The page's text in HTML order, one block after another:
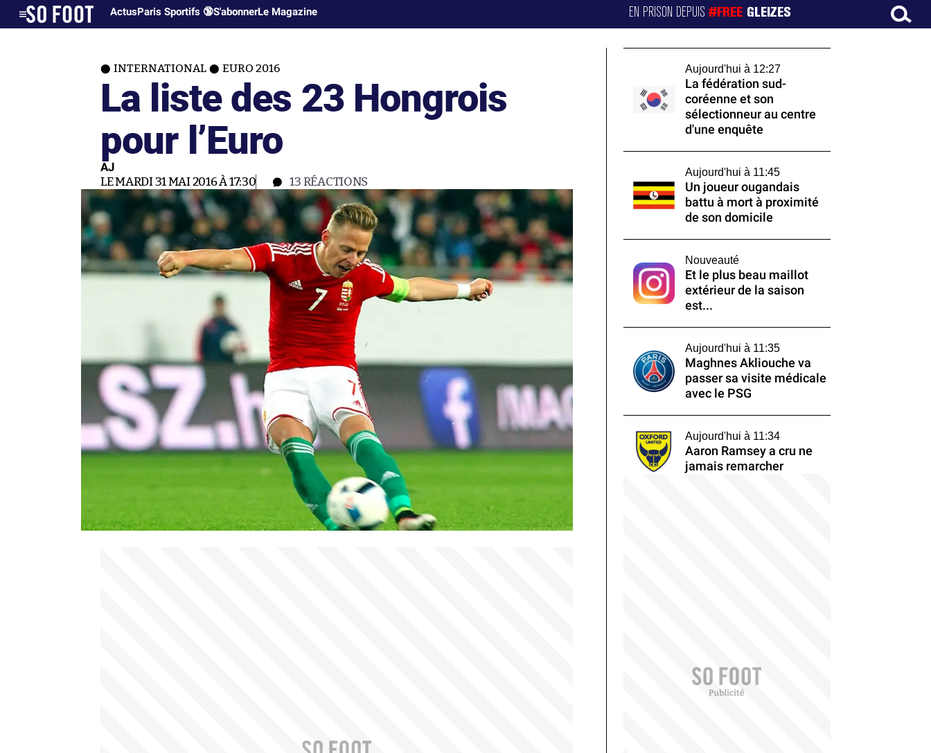
ActusParis Sportifs 🔞S'abonnerLe Magazine EN PRISON DEPUIS#FREE GLEIZES
INTERNATIONAL EURO 2016
La liste des 23 Hongrois
pour l’Euro
AJ
LE MARDI 31 MAI 2016 À 17:30 13 RÉACTIONS
Aujourd'hui à 12:27
La fédération sud-
coréenne et son
sélectionneur au centre
d'une enquête
Aujourd'hui à 11:45
Un joueur ougandais
battu à mort à proximité
de son domicile
Nouveauté
Et le plus beau maillot
extérieur de la saison
est...
Aujourd'hui à 11:35
Maghnes Akliouche va
passer sa visite médicale
avec le PSG
Aujourd'hui à 11:34
Aaron Ramsey a cru ne
jamais remarcher